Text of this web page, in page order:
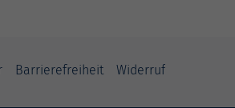
Barrierefreiheit Widerruf